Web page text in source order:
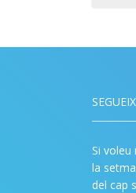
Si voleu
la
del cap